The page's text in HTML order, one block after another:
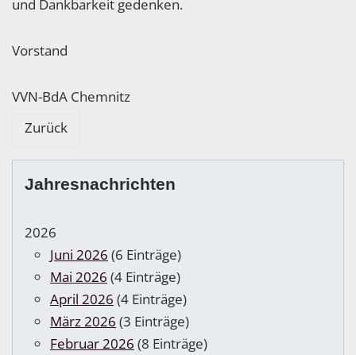
und Dankbarkeit gedenken.
Vorstand
VVN-BdA Chemnitz
Zurück
Jahresnachrichten
2026
Juni 2026 (6 Einträge)
Mai 2026 (4 Einträge)
April 2026 (4 Einträge)
März 2026 (3 Einträge)
Februar 2026 (8 Einträge)